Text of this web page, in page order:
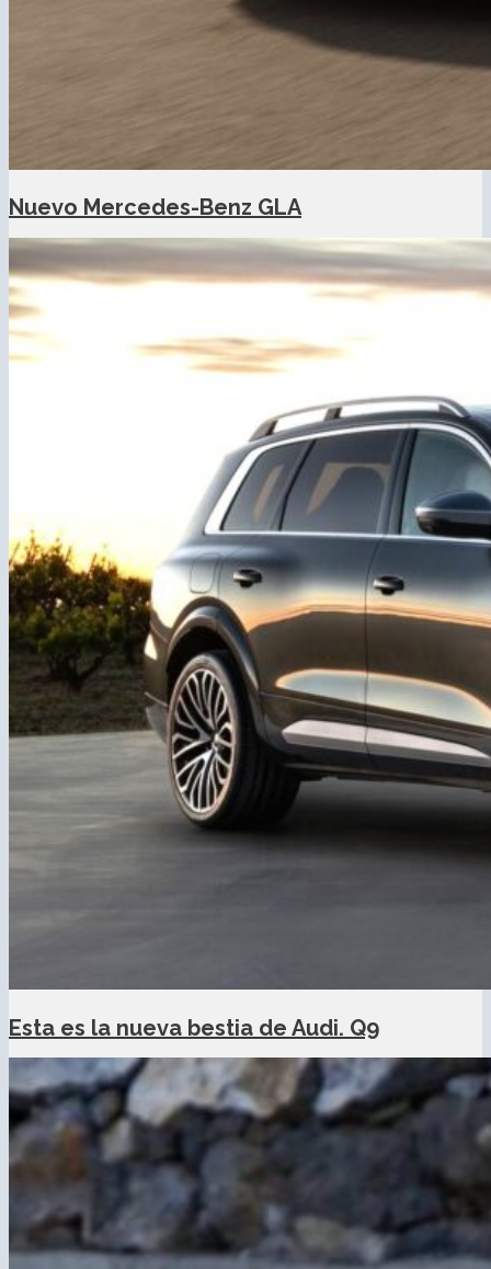
Nuevo Mercedes-Benz GLA
Esta es la nueva bestia de Audi. Q9